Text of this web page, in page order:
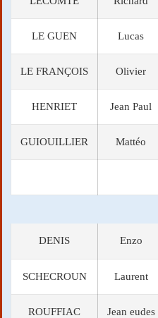
LE GUEN Lucas
LE FRANÇOIS Olivier
HENRIET Jean Paul
GUIOUILLIER Mattéo
DENIS Enzo
SCHECROUN Laurent
ROUFFIAC Jean eudes